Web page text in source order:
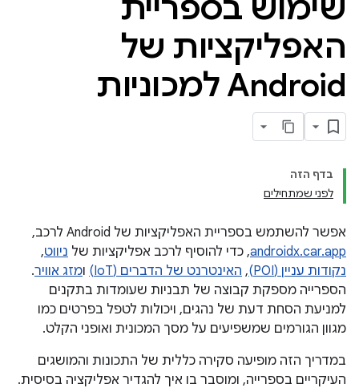
שימוש בספריית
האפליקציות של
Android למכוניות
בדף הזה
לפני שמתחילים
אפשר להשתמש בספריית האפליקציות של Android לרכב,
androidx.car.app, כדי להוסיף לרכב אפליקציות של ניווט,
נקודות עניין (POI)
, האינטרנט של הדברים (IoT) ומזג אוויר.
הספרייה מספקת קבוצה של תבניות שעומדות בתקנים
למניעת הסחת דעת של נהגים, ויכולות לטפל בפרטים כמו
מגוון הגורמים שמשפיעים על מסך המכונית ואופני הקלט.
במדריך הזה מופיעה סקירה כללית של התכונות והמושגים
העיקריים בספרייה, ומוסבר בו איך להגדיר אפליקציה בסיסית.